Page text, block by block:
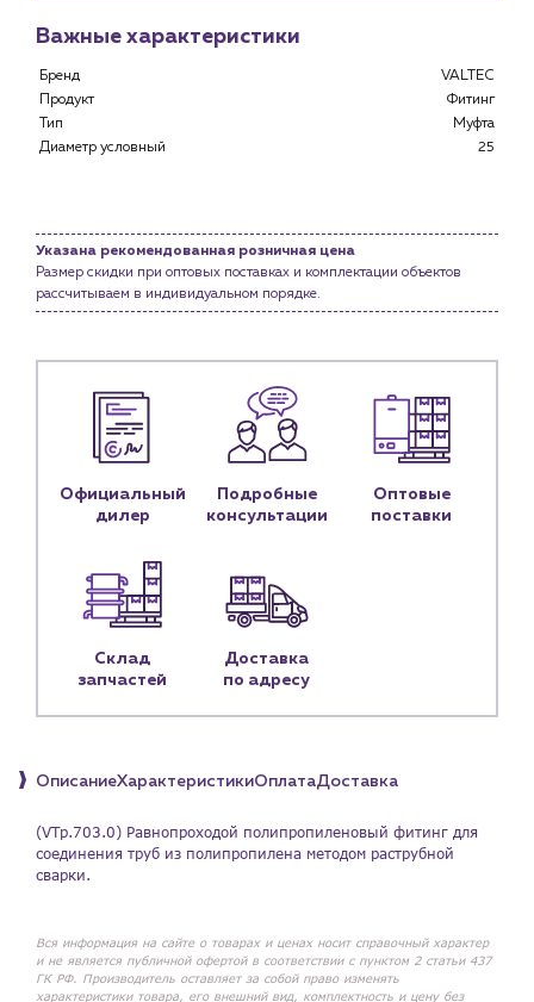
Снабженцам и подрядным организациям
О компании
Водоснабжение и теплоснабжение
Сервис и обслуживание инженерных систем
Новости
Блог
Личный кабинет
Контактные данные
Наши партнёры
+7 (918) 070-19-79
г. Краснодар, ул. Российская, 63
Важные характеристики
Бренд
VALTEC
Продукт
Фитинг
Тип
Муфта
Диаметр условный
25
Указана рекомендованная розничная цена
Размер скидки при оптовых поставках и комплектации объектов
рассчитываем в индивидуальном порядке.
Официальный
дилер
Подробные
консультации
Оптовые
поставки
Склад
запчастей
Доставка
по адресу
ОписаниеХарактеристикиОплатаДоставка
(VTp.703.0) Равнопроходой полипропиленовый фитинг для
соединения труб из полипропилена методом раструбной
сварки.
Вся информация на сайте о товарах и ценах носит справочный характер
и не является публичной офертой в соответствии с пунктом 2 статьи 437
ГК РФ. Производитель оставляет за собой право изменять
характеристики товара, его внешний вид, комплектность и цену без